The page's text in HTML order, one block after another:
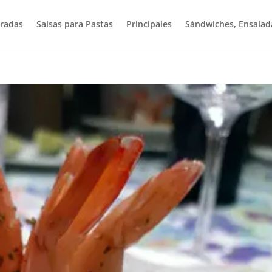
Salsas para Pastas Principales Sándwiches,